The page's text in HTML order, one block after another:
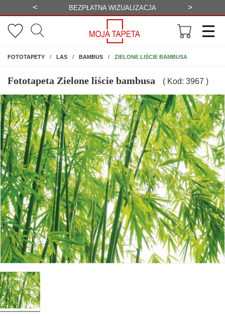
< BEZPŁATNA WIZUALIZACJA >
FOTOTAPETYNA ŚCIANĘ
LAS BAMBUS ZIELONE LIŚCIE BAMBUSA
Fototapeta Zielone liście bambusa ( Kod: 3967 )